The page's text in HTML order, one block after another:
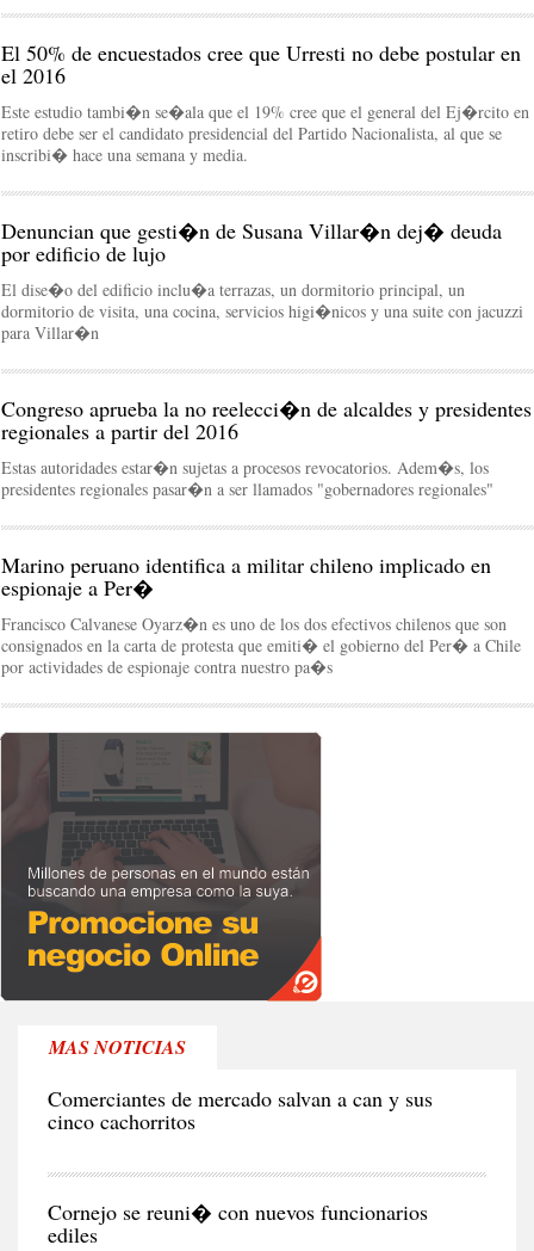
El 50% de encuestados cree que Urresti no debe postular en
el 2016
Este estudio tambi�n se�ala que el 19% cree que el general del Ej�rcito en
retiro debe ser el candidato presidencial del Partido Nacionalista, al que se
inscribi� hace una semana y media.
Denuncian que gesti�n de Susana Villar�n dej� deuda
por edificio de lujo
El dise�o del edificio inclu�a terrazas, un dormitorio principal, un
dormitorio de visita, una cocina, servicios higi�nicos y una suite con jacuzzi
para Villar�n
Congreso aprueba la no reelecci�n de alcaldes y presidentes
regionales a partir del 2016
Estas autoridades estar�n sujetas a procesos revocatorios. Adem�s, los
presidentes regionales pasar�n a ser llamados "gobernadores regionales"
Marino peruano identifica a militar chileno implicado en
espionaje a Per�
Francisco Calvanese Oyarz�n es uno de los dos efectivos chilenos que son
consignados en la carta de protesta que emiti� el gobierno del Per� a Chile
por actividades de espionaje contra nuestro pa�s
MAS NOTICIAS
Comerciantes de mercado salvan a can y sus
cinco cachorritos
Cornejo se reuni� con nuevos funcionarios
ediles